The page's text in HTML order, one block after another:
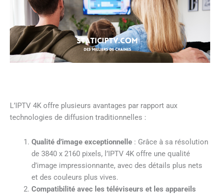
L’IPTV 4K offre plusieurs avantages par rapport aux
technologies de diffusion traditionnelles :
Qualité d’image exceptionnelle: Grâce à sa résolution
de 3840 x 2160 pixels, l’IPTV 4K offre une qualité
d’image impressionnante, avec des détails plus nets
et des couleurs plus vives.
Compatibilité avec les téléviseurs et les appareils